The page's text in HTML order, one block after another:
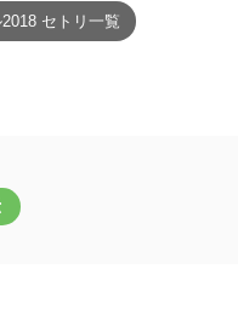
セトリ一覧